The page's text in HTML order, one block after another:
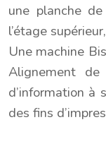
une planche
l’étage
Une machine
Alignement
d’information à
des fins